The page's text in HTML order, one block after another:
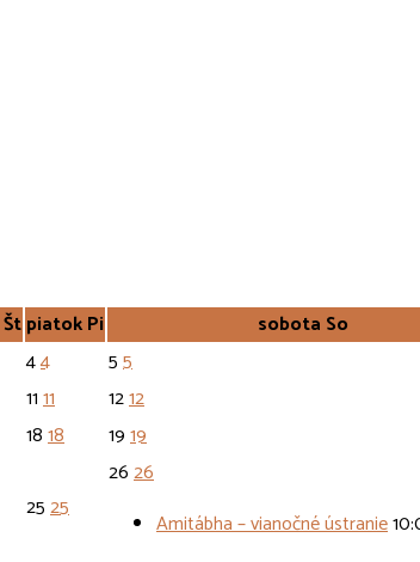
ŠtpiatokPi sobota So
44 55
1111 1212
1818 1919
2525
2626
Amitábha – vianočné ústranie